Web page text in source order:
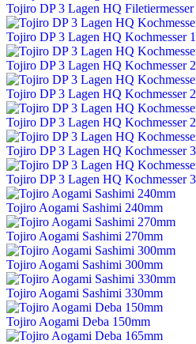
Tojiro DP 3 Lagen HQ
Tojiro DP 3 Lagen HQ Kochmesser
Tojiro DP 3 Lagen HQ Kochmesser
Tojiro DP 3 Lagen HQ Kochmesser
Tojiro DP 3 Lagen HQ Kochmesser
Tojiro DP 3 Lagen HQ Kochmesser
Tojiro DP 3 Lagen HQ Kochmesser
Tojiro Aogami Sashimi 240mm
Tojiro Aogami Sashimi 270mm
Tojiro Aogami Sashimi 300mm
Tojiro Aogami Sashimi 330mm
Tojiro Aogami Deba 150mm